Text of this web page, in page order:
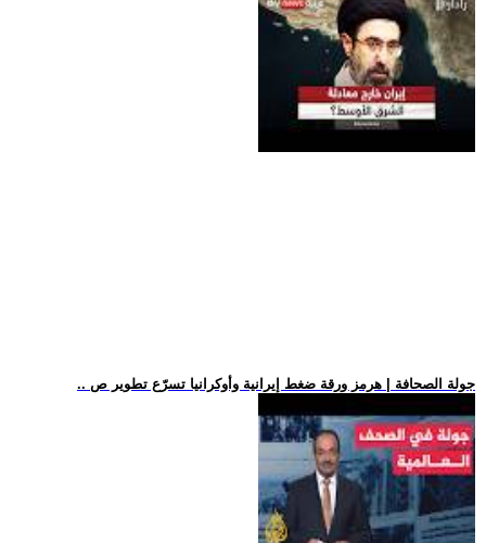
.. جولة الصحافة | هرمز ورقة ضغط إيرانية وأوكرانيا تسرّع تطوير ص